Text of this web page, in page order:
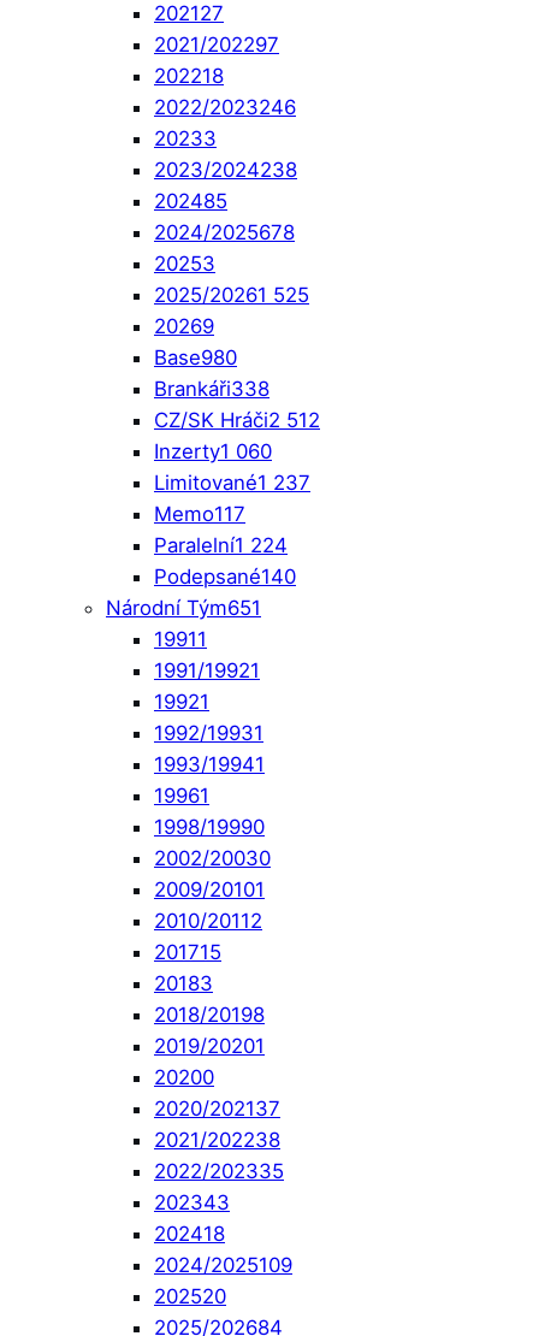
202127
2021/202297
202218
2022/2023246
20233
2023/2024238
202485
2024/2025678
20253
2025/20261 525
20269
Base980
Brankáři338
CZ/SK Hráči2 512
Inzerty1 060
Limitované1 237
Memo117
Paralelní1 224
Podepsané140
Národní Tým651
19911
1991/19921
19921
1992/19931
1993/19941
19961
1998/19990
2002/20030
2009/20101
2010/20112
201715
20183
2018/20198
2019/20201
20200
2020/202137
2021/202238
2022/202335
202343
202418
2024/2025109
202520
2025/202684